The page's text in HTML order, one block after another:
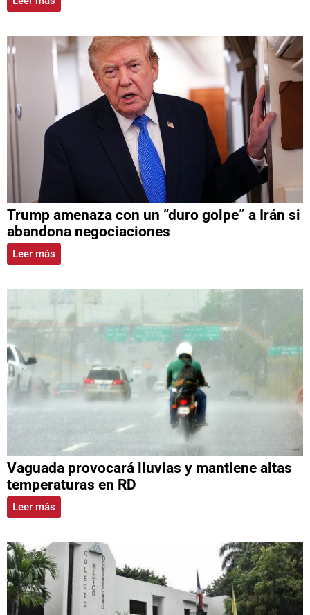
Trump amenaza con un “duro golpe” a Irán si
abandona negociaciones
Leer más
Vaguada provocará lluvias y mantiene altas
temperaturas en RD
Leer más